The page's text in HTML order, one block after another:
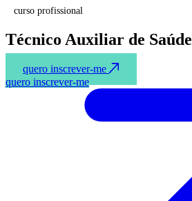
curso profissional
Técnico Auxiliar de Saúde
quero inscrever-me
quero inscrever-me